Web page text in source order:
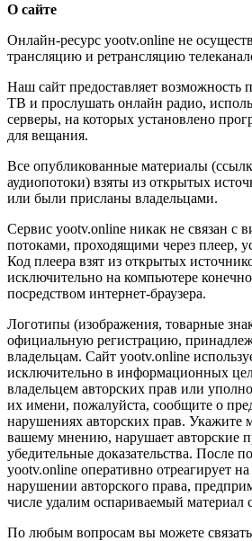
О сайте
Онлайн-ресурс yootv.online не
трансляцию и ретрансляцию
Наш сайт предоставляет возможность
ТВ и прослушать онлайн радио,
серверы, на которых установлено
для вещания.
Все опубликованные материалы
аудиопотоки) взяты из открытых
или были присланы владельцами.
Сервис yootv.online никак не связан с
потоками, проходящими через плеер,
Код плеера взят из открытых
исключительно на компьютере
посредством интернет-браузера.
Логотипы (изображения, товарные
официальную регистрацию,
владельцам. Сайт yootv.online
исключительно в информационных
владельцем авторских прав или
их имени, пожалуйста, сообщите о
нарушениях авторских прав. Укажите
вашему мнению, нарушает авторские
убедительные доказательства. После
yootv.online оперативно отреагирует на
нарушении авторского права,
числе удалим оспариваемый материал
По любым вопросам вы можете